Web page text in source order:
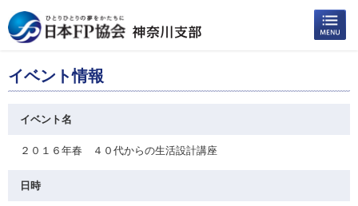
イベント情報
イベント名
２０１６年春 ４０代からの生活設計講座
日時